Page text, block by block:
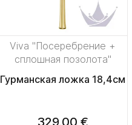
Viva "Посеребрение +
сплошная позолота"
Гурманская ложка 18,4см